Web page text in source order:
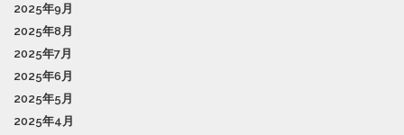
2025年9月
2025年8月
2025年7月
2025年6月
2025年5月
2025年4月